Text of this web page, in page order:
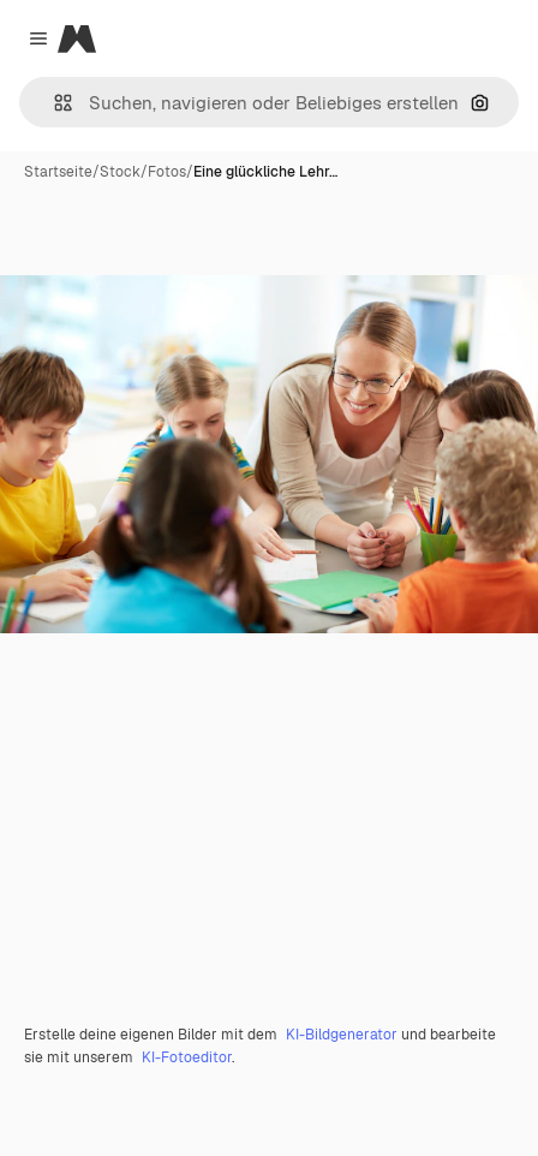
Close menu
Magnific
Nach
Startseite/Stock/Fotos/Eine glückliche Lehr…
Erstelle deine eigenen Bilder mit dem KI-Bildgenerator und bearbeite
sie mit unserem KI-Fotoeditor.